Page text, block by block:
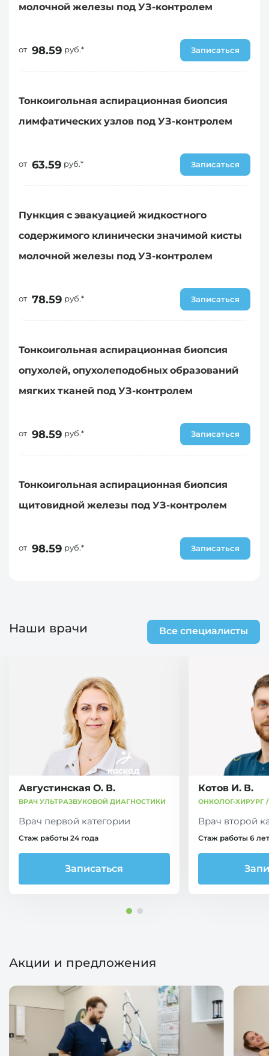
молочной железы под УЗ-контролем
от 98.59 руб.* Записаться
Тонкоигольная аспирационная биопсия
лимфатических узлов под УЗ-контролем
от 63.59 руб.* Записаться
Пункция с эвакуацией жидкостного
содержимого клинически значимой кисты
молочной железы под УЗ-контролем
от 78.59 руб.* Записаться
Тонкоигольная аспирационная биопсия
опухолей, опухолеподобных образований
мягких тканей под УЗ-контролем
от 98.59 руб.* Записаться
Тонкоигольная аспирационная биопсия
щитовидной железы под УЗ-контролем
от 98.59 руб.* Записаться
Наши врачи Все специалисты
Августинская О. В.
ВРАЧ УЛЬТРАЗВУКОВОЙ ДИАГНОСТИКИ
Врач первой категории
Стаж работы 24 года
Записаться
Котов И. В.
ОНКОЛОГ-
Врач второй
Стаж работы 6 лет
Акции и предложения